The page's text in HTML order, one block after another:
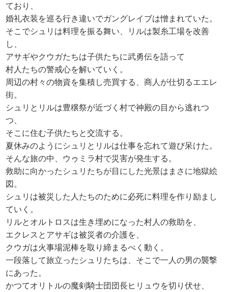
ており、
婚礼衣装を巡る行き違いでガングレイブは憎まれていた。
そこでシュリは料理を振る舞い、リルは製糸工場を改善
し、
アサギやクウガたちは子供たちに武勇伝を語って
村人たちの警戒心を解いていく。
周辺の村々の物資を集積し売買する、商人が仕切るエエレ
街。
シュリとリルは豊穣祭が近づく村で神殿の目から逃れつ
つ、
そこに住む子供たちと交流する。
夏休みのようにシュリとリルは仕事を忘れて遊び呆けた。
そんな旅の中、ウゥミラ村で災害が発生する。
救助に向かったシュリたちが目にした光景はまさに地獄絵
図。
シュリは被災した人たちのために必死に料理を作り励まし
ていく。
リルとオルトロスは生き埋めになった村人の救助を、
エクレスとアサギは被災者の介護を、
クウガは火事場泥棒を取り締まるべく動く。
一段落して旅立ったシュリたちは、そこで一人の男の襲撃
にあった。
かつてオリトルの魔剣騎士団団長ヒリュウを切り伏せ、